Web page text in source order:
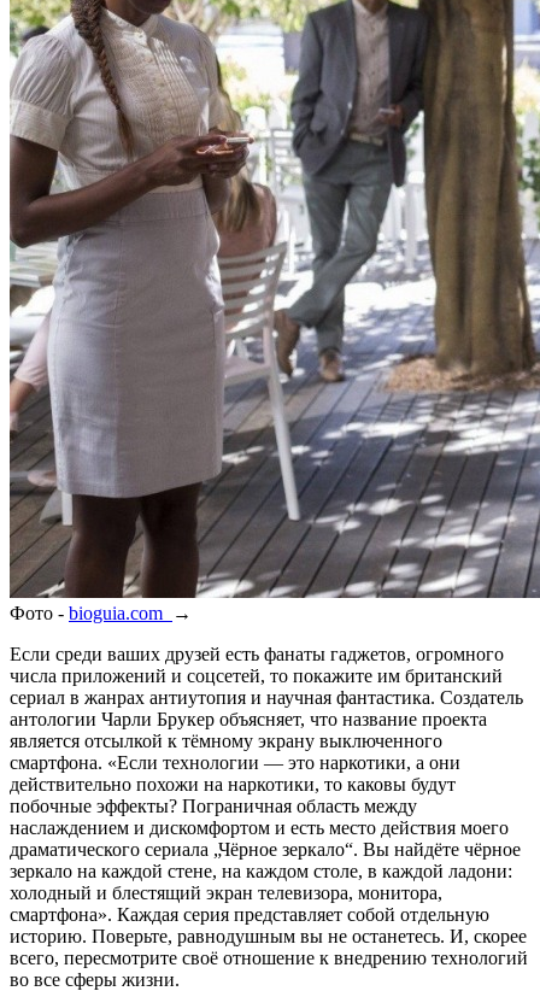
Фото - bioguia.com
→
Если среди ваших друзей есть фанаты гаджетов, огромного
числа приложений и соцсетей, то покажите им британский
сериал в жанрах антиутопия и научная фантастика. Создатель
антологии Чарли Брукер объясняет, что название проекта
является отсылкой к тёмному экрану выключенного
смартфона. «Если технологии — это наркотики, а они
действительно похожи на наркотики, то каковы будут
побочные эффекты? Пограничная область между
наслаждением и дискомфортом и есть место действия моего
драматического сериала „Чёрное зеркало“. Вы найдёте чёрное
зеркало на каждой стене, на каждом столе, в каждой ладони:
холодный и блестящий экран телевизора, монитора,
смартфона». Каждая серия представляет собой отдельную
историю. Поверьте, равнодушным вы не останетесь. И, скорее
всего, пересмотрите своё отношение к внедрению технологий
во все сферы жизни.